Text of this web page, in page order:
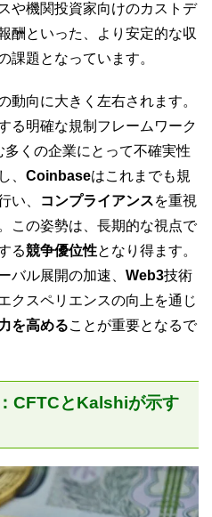
や機関投資家向けのカストデ
酬といった、より安定的な収
課題となっています。
動向に大きく左右されます。
る明確な規制フレームワーク
多くの企業にとって不確実性
、 Coinbaseはこれまでも規
い、
コンプライアンスを重視
この姿勢は、長期的な視点で
る競争優位性となり得ます。
バル展開の加速、 Web3技術
クスペリエンスの向上を通じ
を高めることが重要となるで
CFTCとKalshiが示す